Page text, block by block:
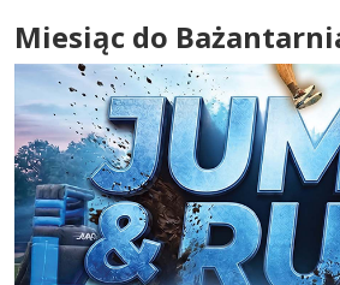
Miesiąc do